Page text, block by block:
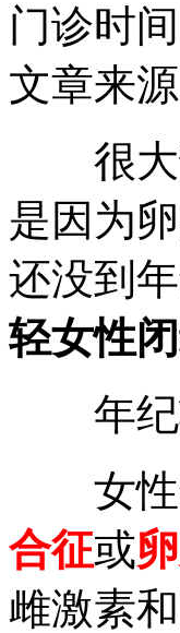
门诊时
文章来源
很大部
是因为
还没到
轻女性
年纪
女性
合征或
雌激素